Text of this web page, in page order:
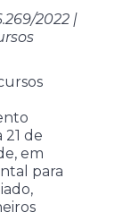
2022 |
de
em
para